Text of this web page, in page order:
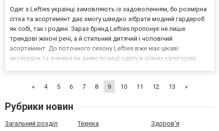
Одяг з Lefties українці замовляють із задоволенням, бо розмірна
сітка та асортимент дає змогу швидко зібрати модний гардероб
як собі, так і родині. Зараз бренд Lefties пропонує не лише
трендові жіночі речі, а й стильний дитячий і чоловічий
асортимент. До поточного сезону Lefties вже має цікаві
аксесуари та знижки на деякі позиції одягу в різних категоріях.
«
4 5 6 7 8 9 10 11 12 13 »
Рубрики новин
Загальний розділ Техніка Здоров'я